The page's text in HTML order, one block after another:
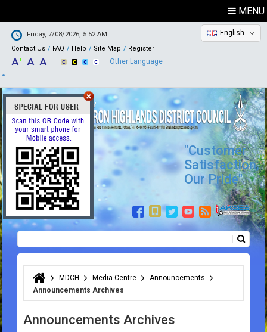
MENU
Friday, 7/08/2026, 5:52 AM
Contact Us
FAQ Help Site Map Register
English
Other Language
"Customer
Satisfaction,
Our Pride"
Search form
You are here
MDCH Media Centre
Announcements
Announcements Archives
Announcements Archives